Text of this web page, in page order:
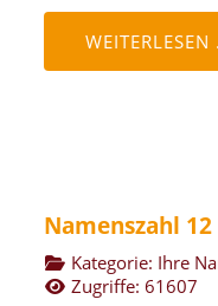
WEITERLESEN
Namenszahl 12
Kategorie: Ihre
Zugriffe: 61607